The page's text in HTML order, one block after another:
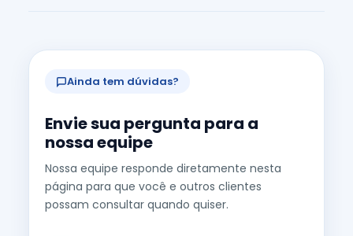
Ainda tem dúvidas?
Envie sua pergunta para a
nossa equipe
Nossa equipe responde diretamente nesta
página para que você e outros clientes
possam consultar quando quiser.